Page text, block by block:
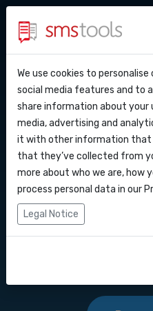
API Docs
Webhooks
Intégrations
Zapier
Pourquoi smstools ?
Blog
Service level
Contact
Demander une offre
Envoyer
masse
Logiciel de
d'API SMS pour
We use cookies to
social media features and to
share information about your
media, advertising and
it with other information that
that they’ve collected from
more about who we are, how
process personal data in our
Legal Notice